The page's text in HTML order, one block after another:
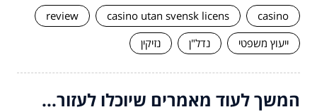
casino
casino utan svensk licens
review
ייעוץ משפטי
נדל"ן נזיקין
המשך לעוד מאמרים שיוכלו לעזור...